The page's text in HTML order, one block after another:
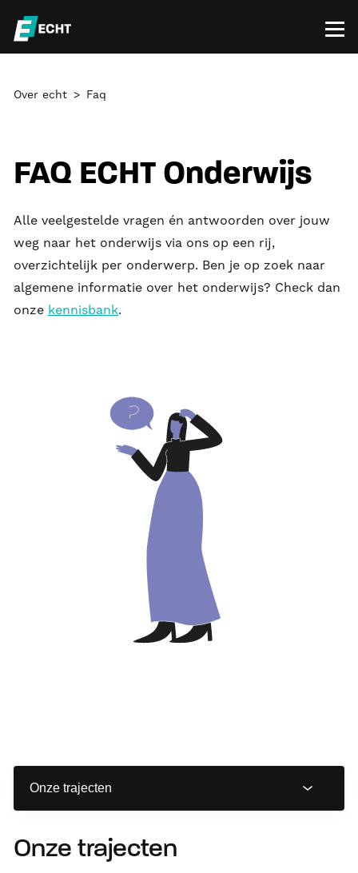
Over echt Faq
FAQ ECHT Onderwijs
Alle veelgestelde vragen én antwoorden over jouw
weg naar het onderwijs via ons op een rij,
overzichtelijk per onderwerp. Ben je op zoek naar
algemene informatie over het onderwijs? Check dan
onze kennisbank.
Onze trajecten